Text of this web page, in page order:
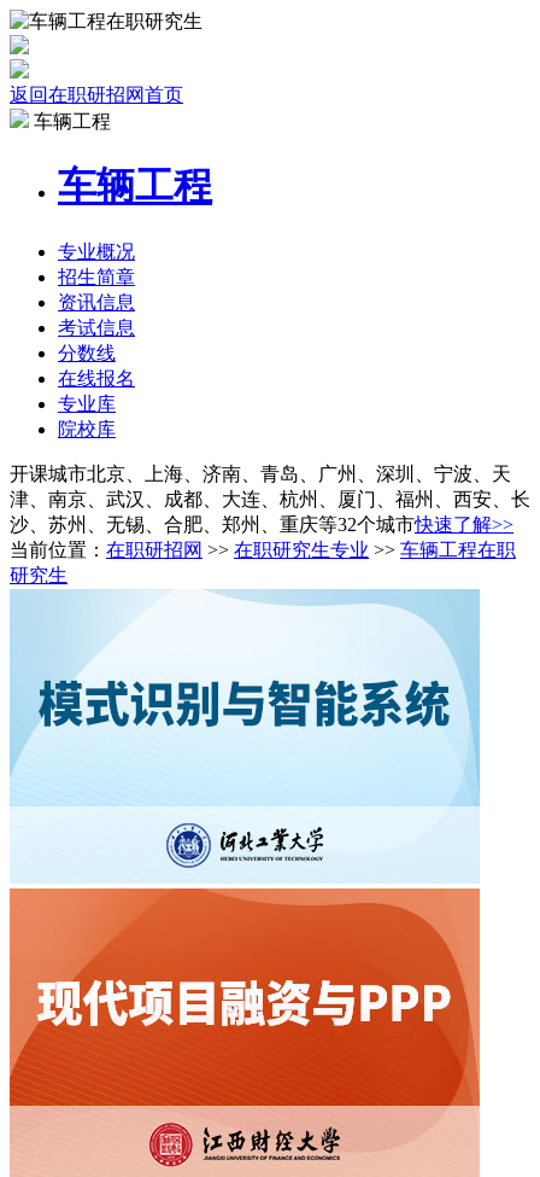
返回在职研招网首页
车辆工程
车辆工程
专业概况
招生简章
资讯信息
考试信息
分数线
在线报名
专业库
院校库
开课城市北京、上海、济南、青岛、广州、深圳、宁波、天
津、南京、武汉、成都、大连、杭州、厦门、福州、西安、长
沙、苏州、无锡、合肥、郑州、重庆等32个城市快速了解>>
当前位置： 在职研招网 >> 在职研究生专业 >> 车辆工程在职
研究生